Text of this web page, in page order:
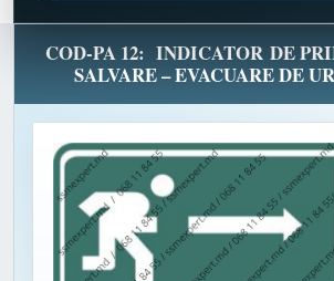
COD-PA 12: INDICATOR DE
SALVARE – EVACUARE DE